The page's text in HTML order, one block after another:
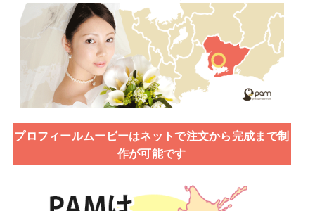
プロフィールムービーはネットで注文から完成まで制
作が可能です